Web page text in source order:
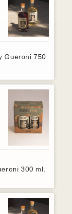
Gueroni 750
300 ml.